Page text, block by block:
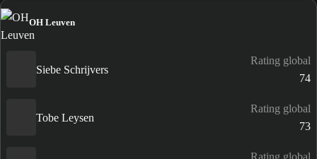
OH Leuven
Siebe Schrijvers
Rating global
74
Tobe Leysen
Rating global
73